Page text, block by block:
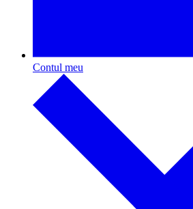
Contul meu